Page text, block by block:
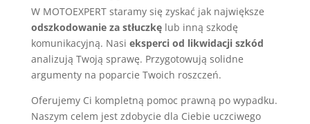
W MOTOEXPERT staramy się zyskać jak największe
odszkodowanie za stłuczkęlub inną szkodę
komunikacyjną. Nasi eksperci od likwidacji szkód
analizują Twoją sprawę. Przygotowują solidne
argumenty na poparcie Twoich roszczeń.
Oferujemy Ci kompletną pomoc prawną po wypadku.
Naszym celem jest zdobycie dla Ciebie uczciwego